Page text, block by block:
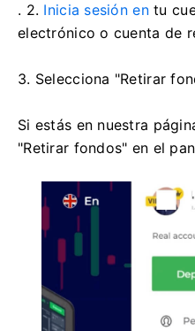
. 2. Inicia sesión entu
electrónico o cuenta de
3. Selecciona "Retirar
Si estás en nuestra
"Retirar fondos" en el